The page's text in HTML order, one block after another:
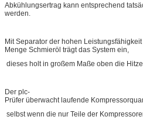
Abkühlungsertrag kann entsprechend
werden.
Mit Separator der hohen
Menge Schmieröl trägt das System ein,
dieses holt in großem Maße oben die
Der plc-
Prüfer überwacht laufende
selbst wenn die nur Teile der